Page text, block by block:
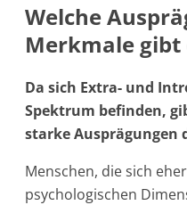
Welche
Merkmale gibt
Da sich Extra- und
Spektrum befinden,
starke Ausprägungen
Menschen, die sich
psychologischen